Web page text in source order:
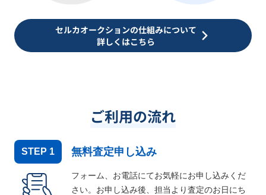
セルカオークションの仕組みについて
詳しくはこちら
ご利用の流れ
STEP 1 無料査定申し込み
フォーム、お電話にてお気軽にお申し込みくだ
さい。お申し込み後、担当より査定のお日にち